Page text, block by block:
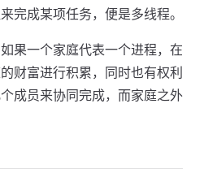
完成某项任务，便是多线程。
果一个家庭代表一个进程，在
财富进行积累，同时也有权利
成员来协同完成，而家庭之外